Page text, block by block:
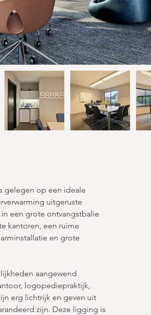
gelegen op een ideale
uitgeruste
een grote ontvangstbalie
kantoren, een ruime
en grote
aangewend
logopediepraktijk,
erg lichtrijk en geven uit
zijn. Deze ligging is